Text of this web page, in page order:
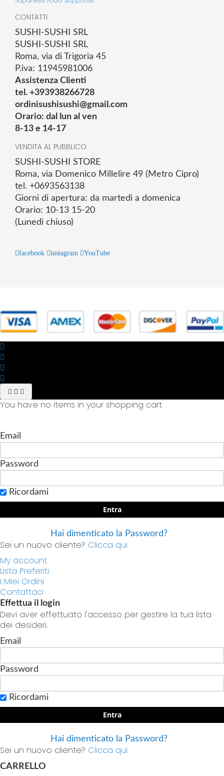
CONTATTI
SUSHI-SUSHI SRL
SUSHI-SUSHI SRL
Roma, via di Trigoria 45
P.iva: 11945981006
Assistenza Clienti
tel. +393938266728
ordinisushisushi@gmail.com
Orario: dal lun al ven
8-13 e 14-17
VENDITA AL PUBBLICO
SUSHI-SUSHI STORE
Roma, via Domenico Millelire 49 (Metro Cipro)
tel. +0693563138
Giorni di apertura: da martedì a domenica
Orario: 10-13 15-20
(Lunedì chiuso)
facebook instagram YouTube
You have no items in your shopping cart
Email
Password
Ricordami
Entra
Hai dimenticato la Password?
Sei un nuovo cliente? Clicca qui.
My account
Lista Preferiti
I Miei Ordini
Contattaci
Effettua il login
Devi aver effettuato l'accesso per gestire la tua lista
dei desideri.
Email
Password
Ricordami
Entra
Hai dimenticato la Password?
Sei un nuovo cliente? Clicca qui.
CARRELLO